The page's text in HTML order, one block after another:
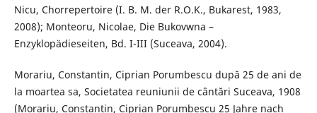
Nicu, Chorrepertoire (I. B. M. der R.O.K., Bukarest, 1983,
2008); Monteoru, Nicolae, Die Bukovwna –
Enzyklopädieseiten, Bd. I-III (Suceava, 2004).
Morariu, Constantin, Ciprian Porumbescu după 25 de ani de
la moartea sa, Societatea reuniunii de cântări Suceava, 1908
(Morariu, Constantin, Ciprian Porumbescu 25 Jahre nach